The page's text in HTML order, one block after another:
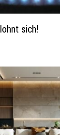
sich!